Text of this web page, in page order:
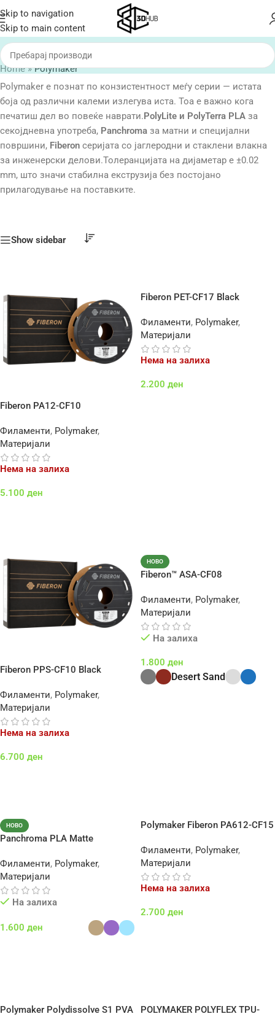
Skip to navigation
Skip to main content
Home»Polymaker
Polymaker е познат по конзистентност меѓу серии — истата
боја од различни калеми излегува иста. Тоа е важно кога
печатиш дел во повеќе наврати.PolyLite и PolyTerra PLA за
секојдневна употреба, Panchroma за матни и специјални
површини, Fiberon серијата со јаглеродни и стаклени влакна
за инженерски делови.Толеранцијата на дијаметар е ±0.02
mm, што значи стабилна екструзија без постојано
прилагодување на поставките.
Show sidebar
Fiberon PA12-CF10
Филаменти, Polymaker,
Материјали
Нема на залиха
5.100 ден
Fiberon PET-CF17 Black
Филаменти, Polymaker,
Материјали
Нема на залиха
2.200 ден
Fiberon PPS-CF10 Black
Филаменти, Polymaker,
Материјали
Нема на залиха
6.700 ден
НОВО
Fiberon™ ASA-CF08
Филаменти, Polymaker,
Материјали
На залиха
1.800 ден
Desert Sand
НОВО
Panchroma PLA Matte
Филаменти, Polymaker,
Материјали
На залиха
1.600 ден
Polymaker Fiberon PA612-CF15
Филаменти, Polymaker,
Материјали
Нема на залиха
2.700 ден
Polymaker Polydissolve S1 PVA
POLYMAKER POLYFLEX TPU-